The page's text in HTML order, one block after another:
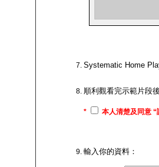
Systematic Home
順利觀看完示範片段
* 本人清楚及同意
輸入你的資料：